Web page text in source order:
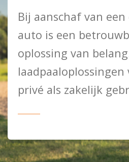
Bij aanschaf van
auto is een
oplossing van
laadpaaloplossingen
privé als zakelijk